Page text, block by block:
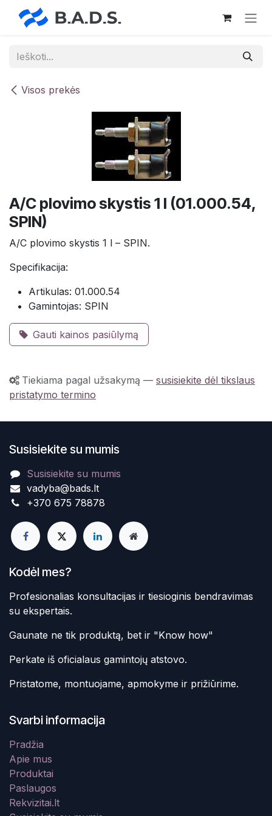
Skip to Content
Visos prekės
A/C plovimo skystis 1 l (01.000.54,
SPIN)
A/C plovimo skystis 1 l – SPIN.
Specifikacija:
Artikulas: 01.000.54
Gamintojas: SPIN
Gauti kainos pasiūlymą
Tiekiama pagal užsakymą — susisiekite dėl tikslaus
pristatymo termino
Susisiekite su mumis
Susisiekite su mumis
vadyba@bads.lt
+370 675 78878
Kodėl mes?
Profesionalias konsultacijas ir tiesioginis bendravimas
su ekspertais.
Gaunate ne tik produktą, bet ir "Know how"
Perkate iš oficialaus gamintojų atstovo.
Pristatome, montuojame, apmokyme ir prižiūrime.
Svarbi informacija
Pradžia
Apie mus
Produktai
Paslaugos
Rekvizitai.lt